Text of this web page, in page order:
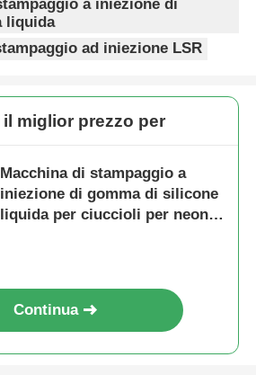
a iniezione di
liquida
ad iniezione LSR
miglior prezzo per
Macchina di stampaggio a
iniezione di gomma di silicone
liquida per ciuccioli per neonati
Continua